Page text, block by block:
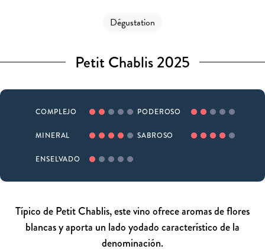
Dégustation
Petit Chablis 2025
COMPLEJO PODEROSO
MINERAL SABROSO
ENSELVADO
Típico de Petit Chablis, este vino ofrece aromas de flores
blancas y aporta un lado yodado característico de la
denominación.